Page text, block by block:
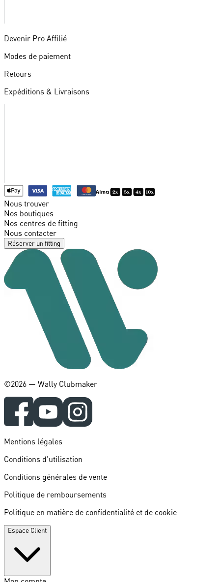
Devenir Pro Affilié
Modes de paiement
Retours
Expéditions & Livraisons
Nous trouver
Nos boutiques
Nos centres de fitting
Nous contacter
Réserver un fitting
©️2026 — Wally Clubmaker
Mentions légales
Conditions d'utilisation
Conditions générales de vente
Politique de remboursements
Politique en matière de confidentialité et de cookie
Espace Client